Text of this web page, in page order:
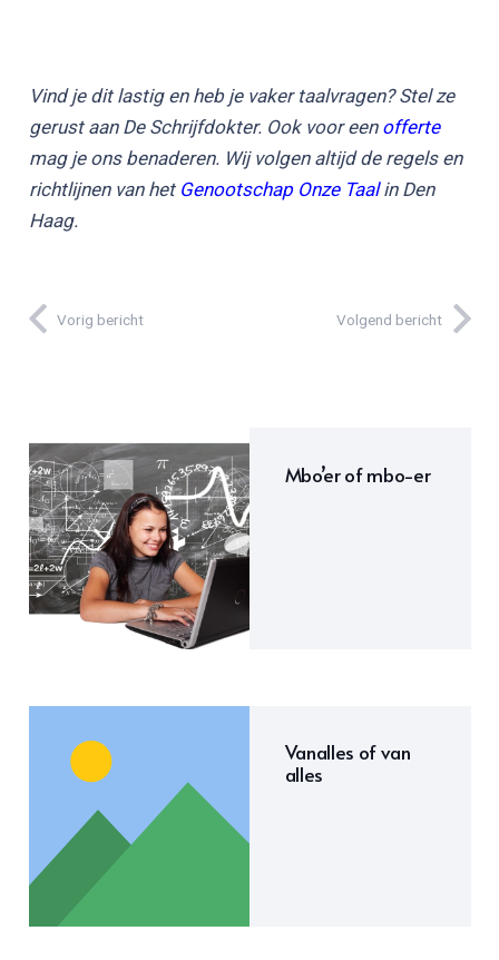
Vind je dit lastig en heb je vaker taalvragen? Stel ze
gerust aan De Schrijfdokter. Ook voor een offerte
mag je ons benaderen. Wij volgen altijd de regels en
richtlijnen van het Genootschap Onze Taalin Den
Haag.
Vorig bericht Volgend bericht
Mbo’er of mbo-er
Vanalles of van
alles